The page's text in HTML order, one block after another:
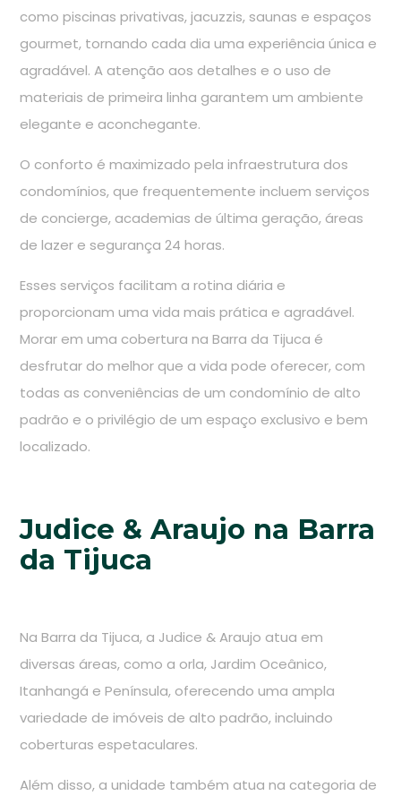
como piscinas privativas, jacuzzis, saunas e espaços
gourmet, tornando cada dia uma experiência única e
agradável. A atenção aos detalhes e o uso de
materiais de primeira linha garantem um ambiente
elegante e aconchegante.
O conforto é maximizado pela infraestrutura dos
condomínios, que frequentemente incluem serviços
de concierge, academias de última geração, áreas
de lazer e segurança 24 horas.
Esses serviços facilitam a rotina diária e
proporcionam uma vida mais prática e agradável.
Morar em uma cobertura na Barra da Tijuca é
desfrutar do melhor que a vida pode oferecer, com
todas as conveniências de um condomínio de alto
padrão e o privilégio de um espaço exclusivo e bem
localizado.
Judice & Araujo na Barra
da Tijuca
Na Barra da Tijuca, a Judice & Araujo atua em
diversas áreas, como a orla, Jardim Oceânico,
Itanhangá e Península, oferecendo uma ampla
variedade de imóveis de alto padrão, incluindo
coberturas espetaculares.
Além disso, a unidade também atua na categoria de